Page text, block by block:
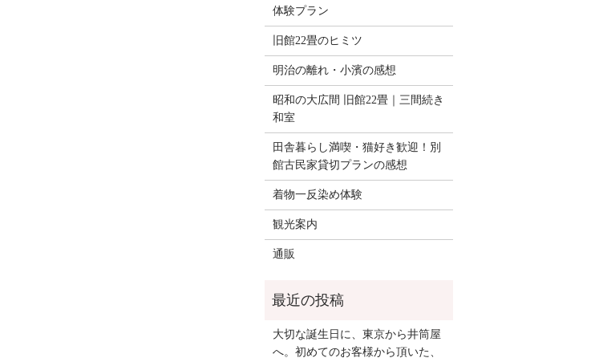
体験プラン
旧館22畳のヒミツ
明治の離れ・小濱の感想
昭和の大広間 旧館22畳｜三間続き
和室
田舎暮らし満喫・猫好き歓迎！別
館古民家貸切プランの感想
着物一反染め体験
観光案内
通販
大切な誕生日に、東京から井筒屋
へ。初めてのお客様から頂いた、